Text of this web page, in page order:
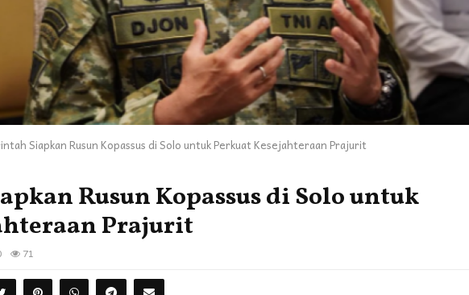
Siapkan Rusun Kopassus di Solo untuk Perkuat Kesejahteraan Prajurit
Rusun Kopassus di Solo untuk
Prajurit
71